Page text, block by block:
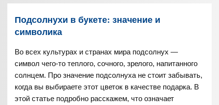
Подсолнухи в букете: значение и
символика
Во всех культурах и странах мира подсолнух —
символ чего-то теплого, сочного, зрелого, напитанного
солнцем. Про значение подсолнуха не стоит забывать,
когда вы выбираете этот цветок в качестве подарка. В
этой статье подробно расскажем, что означает